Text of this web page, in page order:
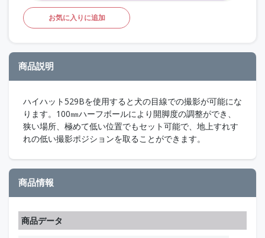
お気に入りに追加
商品説明
ハイハット529Bを使用すると犬の目線での撮影が可能にな
ります。100㎜ハーフボールにより開脚度の調整ができ、
狭い場所、極めて低い位置でもセット可能で、地上すれす
れの低い撮影ポジションを取ることができます。
商品情報
商品データ